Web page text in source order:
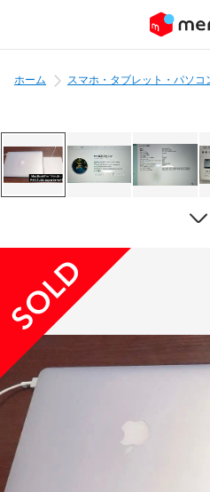
ホーム スマホ・タブレット・パソコ